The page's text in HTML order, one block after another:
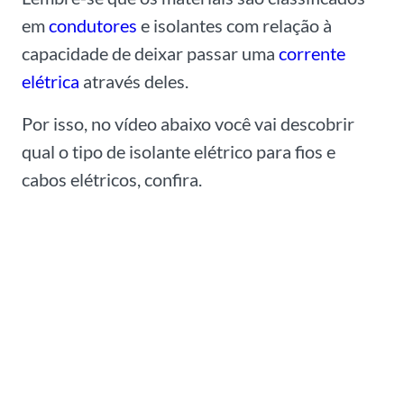
emcondutores e isolantes com relação à
capacidade de deixar passar uma corrente
elétrica através deles.
Por isso, no vídeo abaixo você vai descobrir
qual o tipo de isolante elétrico para fios e
cabos elétricos, confira.